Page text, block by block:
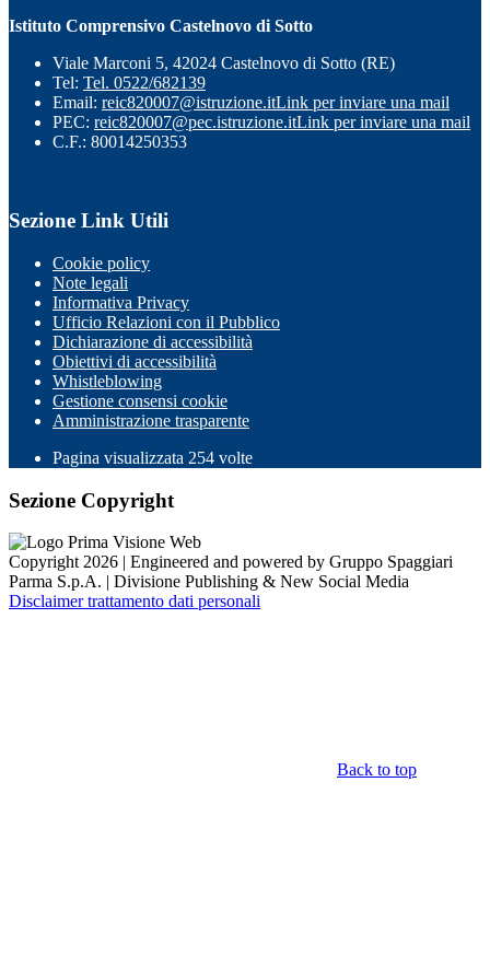
Istituto Comprensivo Castelnovo di Sotto
Viale Marconi 5, 42024 Castelnovo di Sotto (RE)
Tel: Tel. 0522/682139
Email: reic820007@istruzione.itLink per inviare una mail
PEC: reic820007@pec.istruzione.itLink per inviare una mail
C.F.: 80014250353
Sezione Link Utili
Cookie policy
Note legali
Informativa Privacy
Ufficio Relazioni con il Pubblico
Dichiarazione di accessibilità
Obiettivi di accessibilità
Whistleblowing
Gestione consensi cookie
Amministrazione trasparente
Pagina visualizzata 254 volte
Sezione Copyright
Copyright 2026 | Engineered and powered by Gruppo Spaggiari
Parma S.p.A. | Divisione Publishing & New Social Media
Disclaimer trattamento dati personali
Back to top